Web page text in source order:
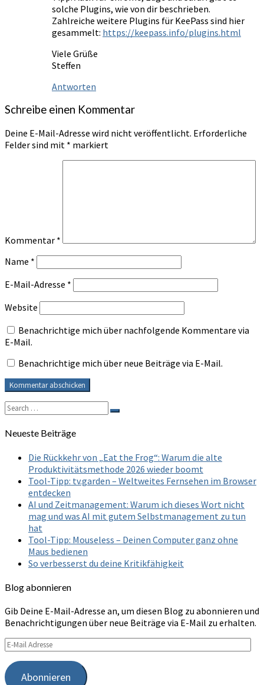
solche Plugins, wie von dir beschrieben.
Zahlreiche weitere Plugins für KeePass sind hier
gesammelt: https://keepass.info/plugins.html
Viele Grüße
Steffen
Antworten
Schreibe einen Kommentar
Deine E-Mail-Adresse wird nicht veröffentlicht. Erforderliche
Felder sind mit * markiert
Kommentar *
Name *
E-Mail-Adresse *
Website
Benachrichtige mich über nachfolgende Kommentare via
E-Mail.
Benachrichtige mich über neue Beiträge via E-Mail.
Search
for:
Search
Neueste Beiträge
Die Rückkehr von „Eat the Frog“: Warum die alte
Produktivitätsmethode 2026 wieder boomt
Tool-Tipp: tv.garden – Weltweites Fernsehen im Browser
entdecken
AI und Zeitmanagement: Warum ich dieses Wort nicht
mag und was AI mit gutem Selbstmanagement zu tun
hat
Tool-Tipp: Mouseless – Deinen Computer ganz ohne
Maus bedienen
So verbesserst du deine Kritikfähigkeit
Blog abonnieren
Gib Deine E-Mail-Adresse an, um diesen Blog zu abonnieren und
Benachrichtigungen über neue Beiträge via E-Mail zu erhalten.
E-
Mail
Adresse
Abonnieren